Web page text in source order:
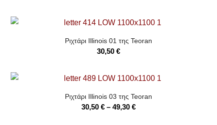
30,50 €
61,10 €
Ριχτάρι Illinois 01 της Teoran
30,50 €
Ριχτάρι Illinois 03 της Teoran
30,50 € – 49,30 €Price